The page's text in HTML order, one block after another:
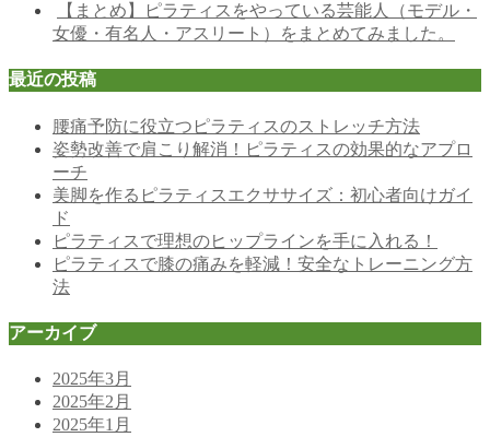
【まとめ】ピラティスをやっている芸能人（モデル・
女優・有名人・アスリート）をまとめてみました。
最近の投稿
腰痛予防に役立つピラティスのストレッチ方法
姿勢改善で肩こり解消！ピラティスの効果的なアプロ
ーチ
美脚を作るピラティスエクササイズ：初心者向けガイ
ド
ピラティスで理想のヒップラインを手に入れる！
ピラティスで膝の痛みを軽減！安全なトレーニング方
法
アーカイブ
2025年3月
2025年2月
2025年1月